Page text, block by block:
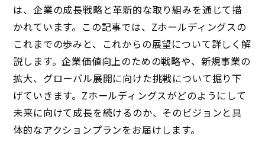
は、企業の成長戦略と革新的な取り組みを通じて描
かれています。この記事では、Zホールディングスの
これまでの歩みと、これからの展望について詳しく解
説します。企業価値向上のための戦略や、新規事業の
拡大、グローバル展開に向けた挑戦について掘り下
げていきます。Zホールディングスがどのようにして
未来に向けて成長を続けるのか、そのビジョンと具
体的なアクションプランをお届けします。